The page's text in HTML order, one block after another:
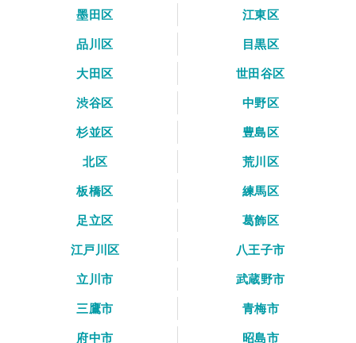
墨田区
江東区
品川区
目黒区
大田区
世田谷区
渋谷区
中野区
杉並区
豊島区
北区
荒川区
板橋区
練馬区
足立区
葛飾区
江戸川区
八王子市
立川市
武蔵野市
三鷹市
青梅市
府中市
昭島市